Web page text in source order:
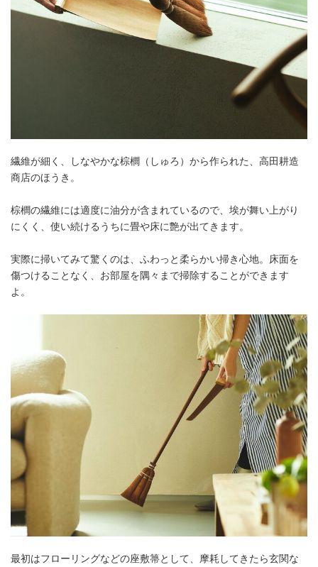
繊維が細く、しなやかな棕櫚（しゅろ）から作られた、高田耕造
商店のほうき。
棕櫚の繊維には適度に油分が含まれているので、埃が舞い上がり
にくく、使い続けるうちに畳や床に艶が出てきます。
実際に掃いてみて驚くのは、ふわっと柔らかい掃き心地。床面を
傷つけることなく、お部屋を隅々まで掃除することができます
よ。
最初はフローリングなどの座敷箒として、摩耗してきたら玄関な